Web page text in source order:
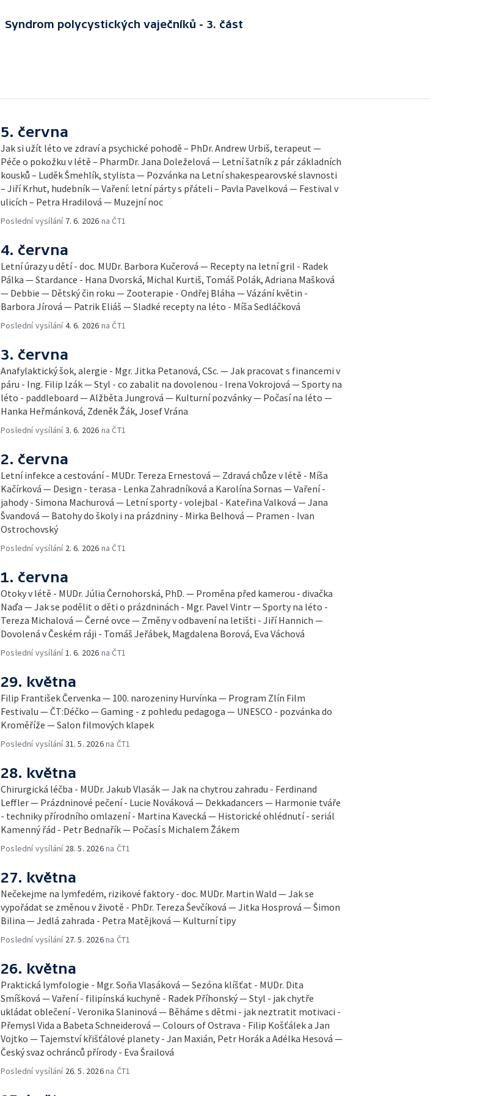
Syndrom polycystických vaječníků - 3. část
5. června
Jak si užít léto ve zdraví a psychické pohodě – PhDr. Andrew Urbiš, terapeut —
Péče o pokožku v létě – PharmDr. Jana Doleželová — Letní šatník z pár základních
kousků – Luděk Šmehlík, stylista — Pozvánka na Letní shakespearovské slavnosti
– Jiří Krhut, hudebník — Vaření: letní párty s přáteli – Pavla Pavelková — Festival v
ulicích – Petra Hradilová — Muzejní noc
Poslední vysílání 7. 6. 2026 na ČT1
4. června
Letní úrazy u dětí - doc. MUDr. Barbora Kučerová — Recepty na letní gril - Radek
Pálka — Stardance - Hana Dvorská, Michal Kurtiš, Tomáš Polák, Adriana Mašková
— Debbie — Dětský čin roku — Zooterapie - Ondřej Bláha — Vázání květin -
Barbora Jírová — Patrik Eliáš — Sladké recepty na léto - Míša Sedláčková
Poslední vysílání4. 6. 2026 na ČT1
3. června
Anafylaktický šok, alergie - Mgr. Jitka Petanová, CSc. — Jak pracovat s financemi v
páru - Ing. Filip Izák — Styl - co zabalit na dovolenou - Irena Vokrojová — Sporty na
léto - paddleboard — Alžběta Jungrová — Kulturní pozvánky — Počasí na léto —
Hanka Heřmánková, Zdeněk Žák, Josef Vrána
Poslední vysílání3. 6. 2026 na ČT1
2. června
Letní infekce a cestování - MUDr. Tereza Ernestová — Zdravá chůze v létě - Míša
Kačírková — Design - terasa - Lenka Zahradníková a Karolína Sornas — Vaření -
jahody - Simona Machurová — Letní sporty - volejbal - Kateřina Valková — Jana
Švandová — Batohy do školy i na prázdniny - Mirka Belhová — Pramen - Ivan
Ostrochovský
Poslední vysílání 2. 6. 2026 na ČT1
1. června
Otoky v létě - MUDr. Júlia Černohorská, PhD. — Proměna před kamerou - divačka
Naďa — Jak se podělit o děti o prázdninách - Mgr. Pavel Vintr — Sporty na léto -
Tereza Michalová — Černé ovce — Změny v odbavení na letišti - Jiří Hannich —
Dovolená v Českém ráji - Tomáš Jeřábek, Magdalena Borová, Eva Váchová
Poslední vysílání1. 6. 2026 na ČT1
29. května
Filip František Červenka — 100. narozeniny Hurvínka — Program Zlín Film
Festivalu — ČT:Déčko — Gaming - z pohledu pedagoga — UNESCO - pozvánka do
Kroměříže — Salon filmových klapek
Poslední vysílání31. 5. 2026na ČT1
28. května
Chirurgická léčba - MUDr. Jakub Vlasák — Jak na chytrou zahradu - Ferdinand
Leffler — Prázdninové pečení - Lucie Nováková — Dekkadancers — Harmonie tváře
- techniky přírodního omlazení - Martina Kavecká — Historické ohlédnutí - seriál
Kamenný řád - Petr Bednařík — Počasí s Michalem Žákem
Poslední vysílání 28. 5. 2026na ČT1
27. května
Nečekejme na lymfedém, rizikové faktory - doc. MUDr. Martin Wald — Jak se
vypořádat se změnou v životě - PhDr. Tereza Ševčíková — Jitka Hosprová — Šimon
Bilina — Jedlá zahrada - Petra Matějková — Kulturní tipy
Poslední vysílání 27. 5. 2026na ČT1
26. května
Praktická lymfologie - Mgr. Soňa Vlasáková — Sezóna klíšťat - MUDr. Dita
Smíšková — Vaření - filipínská kuchyně - Radek Příhonský — Styl - jak chytře
ukládat oblečení - Veronika Slaninová — Běháme s dětmi - jak neztratit motivaci -
Přemysl Vida a Babeta Schneiderová — Colours of Ostrava - Filip Košťálek a Jan
Vojtko — Tajemství křišťálové planety - Jan Maxián, Petr Horák a Adélka Hesová —
Český svaz ochránců přírody - Eva Šrailová
Poslední vysílání 26. 5. 2026na ČT1